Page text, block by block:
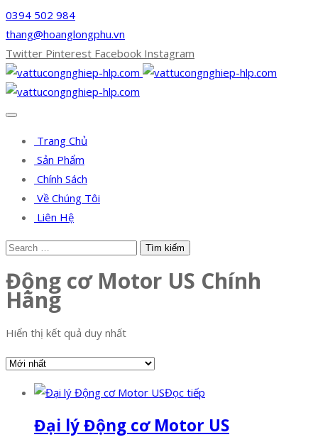
0394 502 984
thang@hoanglongphu.vn
Twitter Pinterest Facebook Instagram
Trang Chủ
Sản Phẩm
Chính Sách
Về Chúng Tôi
Liên Hệ
Động cơ Motor US Chính
Hãng
Hiển thị kết quả duy nhất
Đọc tiếp
Đại lý Động cơ Motor US